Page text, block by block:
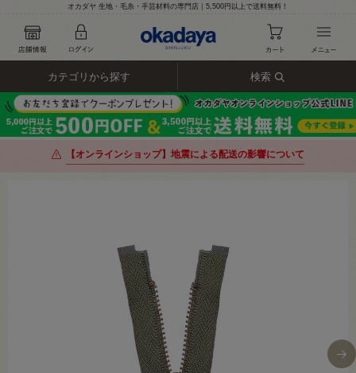
オカダヤ 生地・毛糸・手芸材料の専門店｜5,500円以上で送料無料！
カテゴリから探す 検索
【オンラインショップ】地震による配送の影響について